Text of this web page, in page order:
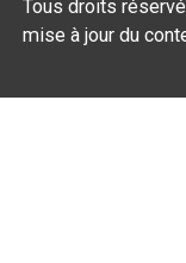
Tous droits
mise à jour du